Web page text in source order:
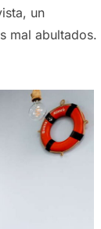
un
mal abultados.